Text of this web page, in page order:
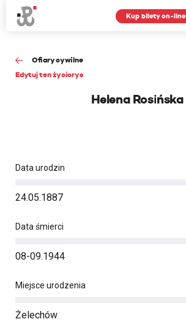
Kup bilety on-line
Ofiary cywilne
Edytuj ten życiorys
Helena Rosińska
Data urodzin
24.05.1887
Data śmierci
08-09.1944
Miejsce urodzenia
Żelechów